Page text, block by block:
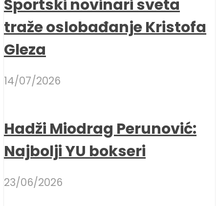
Sportski novinari sveta
traže oslobađanje Kristofa
Gleza
14/07/2026
Hadži Miodrag Perunović:
Najbolji YU bokseri
23/06/2026